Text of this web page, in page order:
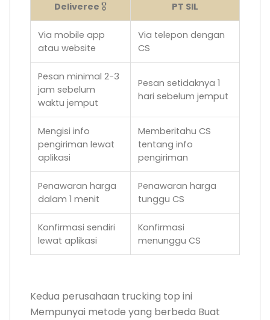
Deliveree 🎖️ PT SIL
Via mobile app
atau website
Via telepon dengan
CS
Pesan minimal 2-3
jam sebelum
waktu jemput
Pesan setidaknya 1
hari sebelum jemput
Mengisi info
pengiriman lewat
aplikasi
Memberitahu CS
tentang info
pengiriman
Penawaran harga
dalam 1 menit
Penawaran harga
tunggu CS
Konfirmasi sendiri
lewat aplikasi
Konfirmasi
menunggu CS
Kedua perusahaan trucking top ini
Mempunyai metode yang berbeda Buat